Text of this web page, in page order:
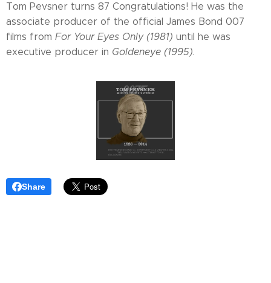
Tom Pevsner turns 87 Congratulations! He was the
associate producer of the official James Bond 007
films from For Your Eyes Only (1981) until he was
executive producer in Goldeneye (1995).
Share